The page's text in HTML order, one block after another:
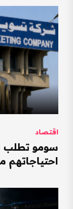
اقتصاد
سومو تطلب